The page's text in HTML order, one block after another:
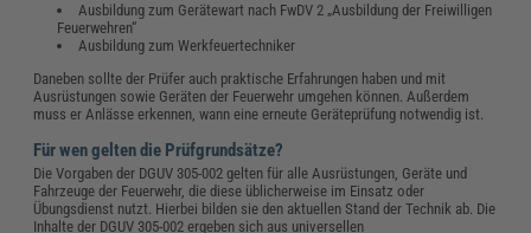
Ausbildung zum Gerätewart nach FwDV 2 „Ausbildung der Freiwilligen
Feuerwehren“
Ausbildung zum Werkfeuertechniker
Daneben sollte der Prüfer auch praktische Erfahrungen haben und mit
Ausrüstungen sowie Geräten der Feuerwehr umgehen können. Außerdem
muss er Anlässe erkennen, wann eine erneute Geräteprüfung notwendig ist.
Für wen gelten die Prüfgrundsätze?
Die Vorgaben der DGUV 305-002 gelten für alle Ausrüstungen, Geräte und
Fahrzeuge der Feuerwehr, die diese üblicherweise im Einsatz oder
Übungsdienst nutzt. Hierbei bilden sie den aktuellen Stand der Technik ab. Die
Inhalte der DGUV 305-002 ergeben sich aus universellen